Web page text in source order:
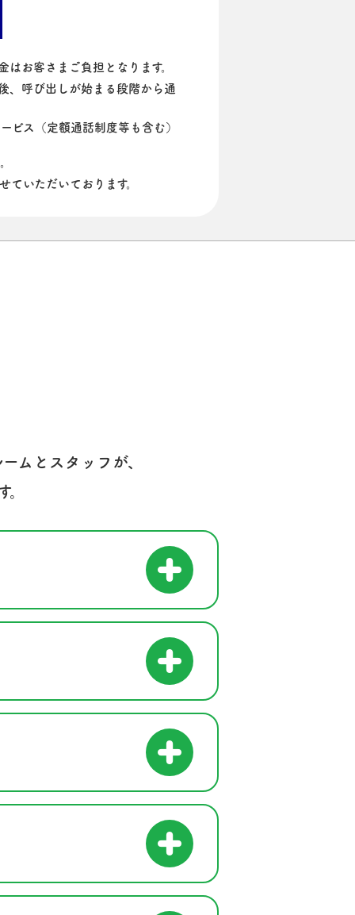
お客さまご負担となります。
、呼び出しが始まる段階から通
ビス（定額通話制度等も含む）
いただいております。
ムとスタッフが、